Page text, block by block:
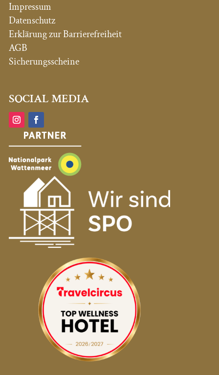
Impressum
Datenschutz
Erklärung zur Barrierefreiheit
AGB
Sicherungsscheine
SOCIAL MEDIA